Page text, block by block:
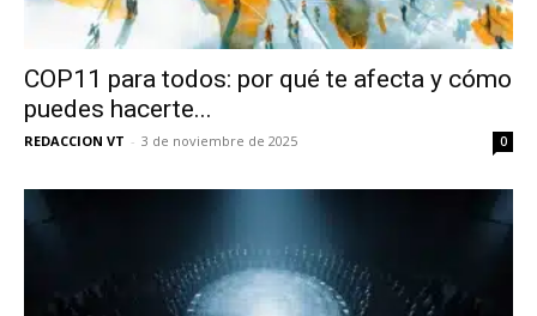
COP11 para todos: por qué te afecta y cómo
puedes hacerte...
REDACCION VT - 3 de noviembre de 2025 0